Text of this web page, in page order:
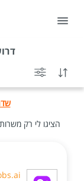
הציגו לי רק